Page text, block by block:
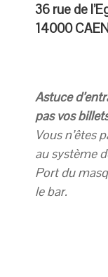
36 rue de
14000
Astuce
pas vos
Vous n’êtes
au système
Port du
le bar.